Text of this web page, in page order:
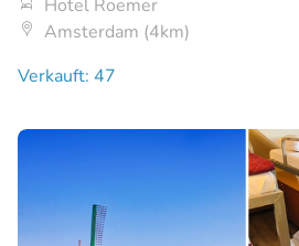
Hotel Roemer
Amsterdam (4km)
Verkauft: 47